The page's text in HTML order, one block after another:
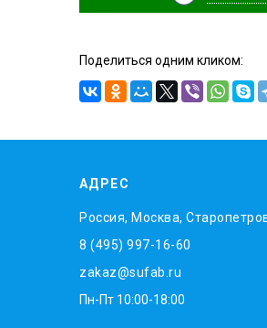
Поделиться одним кликом:
АДРЕС
Россия, Москва,
8 (495) 997-16-60
zakaz@sufab.ru
Пн-Пт 10:00-18:00